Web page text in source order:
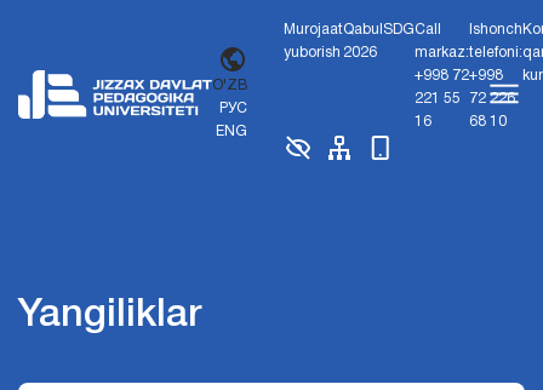
O'ZB
РУС
ENG
Murojaat
yuborish
Qabul
2026
SDGCall
markaz:
+998 72
221 55
16
Ishonch
telefoni:
+998
72 226
68 10
Yangiliklar